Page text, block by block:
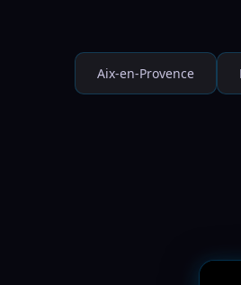
Aix-en-Provence